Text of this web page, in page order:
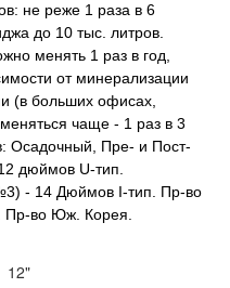
не реже 1 раза в 6
до 10 тыс. литров.
менять 1 раз в год,
от минерализации
(в больших офисах,
чаще - 1 раз в 3
Осадочный, Пре- и Пост-
дюймов U-тип.
- 14 Дюймов I-тип. Пр-во
во Юж. Корея.
12"